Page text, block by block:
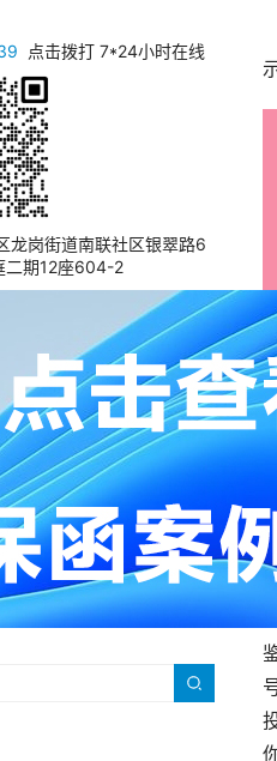
点击拨打 7*24小时在线
龙岗街道南联社区银翠路6
二期12座604-2